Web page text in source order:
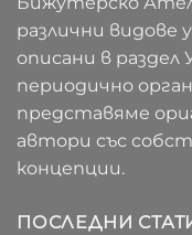
различни видове
описани в раздел
периодично
представяме
автори със
концепции.
ПОСЛЕДНИ